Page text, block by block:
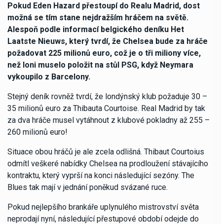
Pokud Eden Hazard přestoupí do Realu Madrid, dost
možná se tím stane nejdražším hráčem na světě.
Alespoň podle informací belgického deníku Het
Laatste Nieuws, který tvrdí, že Chelsea bude za hráče
požadovat 225 milionů euro, což je o tři miliony více,
než loni muselo položit na stůl PSG, když Neymara
vykoupilo z Barcelony.
Stejný deník rovněž tvrdí, že londýnský klub požaduje 30 –
35 milionů euro za Thibauta Courtoise. Real Madrid by tak
za dva hráče musel vytáhnout z klubové pokladny až 255 –
260 milionů euro!
Situace obou hráčů je ale zcela odlišná. Thibaut Courtoius
odmítl veškeré nabídky Chelsea na prodloužení stávajícího
kontraktu, který vyprší na konci následující sezóny. The
Blues tak mají v jednání poněkud svázané ruce.
Pokud nejlepšího brankáře uplynulého mistrovství světa
neprodají nyní, následující přestupové období odejde do